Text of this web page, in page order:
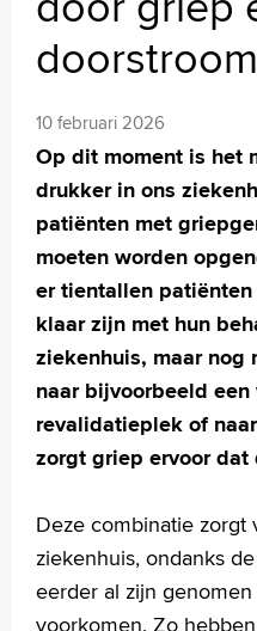
English
Français
Polski
Arabisch
doorstroom
10 februari 2026
Op dit moment is het
drukker in ons
patiënten met
moeten worden
er tientallen
klaar zijn met hun
ziekenhuis, maar nog
naar bijvoorbeeld
revalidatieplek of
zorgt griep ervoor dat
Deze combinatie zorgt
ziekenhuis, ondanks
eerder al zijn
voorkomen. Zo